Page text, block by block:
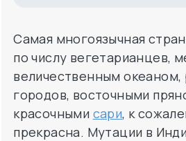
Самая многоязычная
по числу вегетарианцев,
величественным океаном,
городов, восточными
красочными сари, к
прекрасна. Мутации в